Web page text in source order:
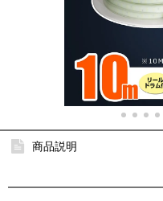
商品説明